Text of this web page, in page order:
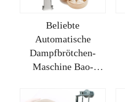
Beliebte
Automatische
Dampfbrötchen-
Maschine Bao-
Automatische-